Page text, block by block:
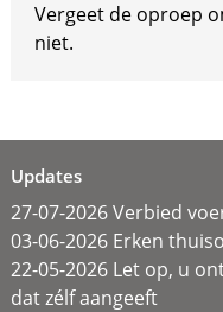
Vergeet de oproep
niet.
Updates
27-07-2026 Verbied
03-06-2026 Erken
22-05-2026 Let op, u
dat zélf aangeeft